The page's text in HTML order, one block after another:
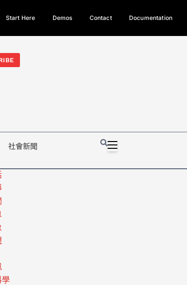
TOP3｜西拉雅族正式成第17個原住民族、立院電競
光電場回
Start Here Demos Contact Documentation
社會新聞
學